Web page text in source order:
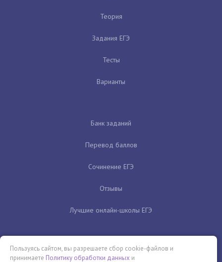
Теория
Задания ЕГЭ
Тесты
Варианты
Банк заданий
Перевод баллов
Сочинение ЕГЭ
Отзывы
Лучшие онлайн-школы ЕГЭ
Пользуясь сайтом, вы разрешаете сбор cookie-файлов и
принимаете Политику обработки данных и